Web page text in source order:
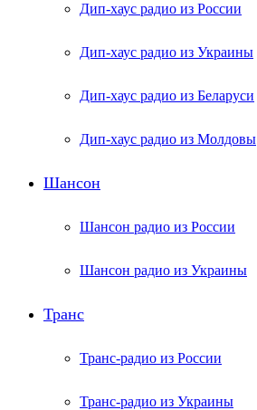
Дип-хаус радио из России
Дип-хаус радио из Украины
Дип-хаус радио из Беларуси
Дип-хаус радио из Молдовы
Шансон
Шансон радио из России
Шансон радио из Украины
Транс
Транс-радио из России
Транс-радио из Украины